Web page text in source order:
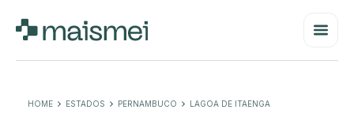
HOME ESTADOS PERNAMBUCO LAGOA DE ITAENGA